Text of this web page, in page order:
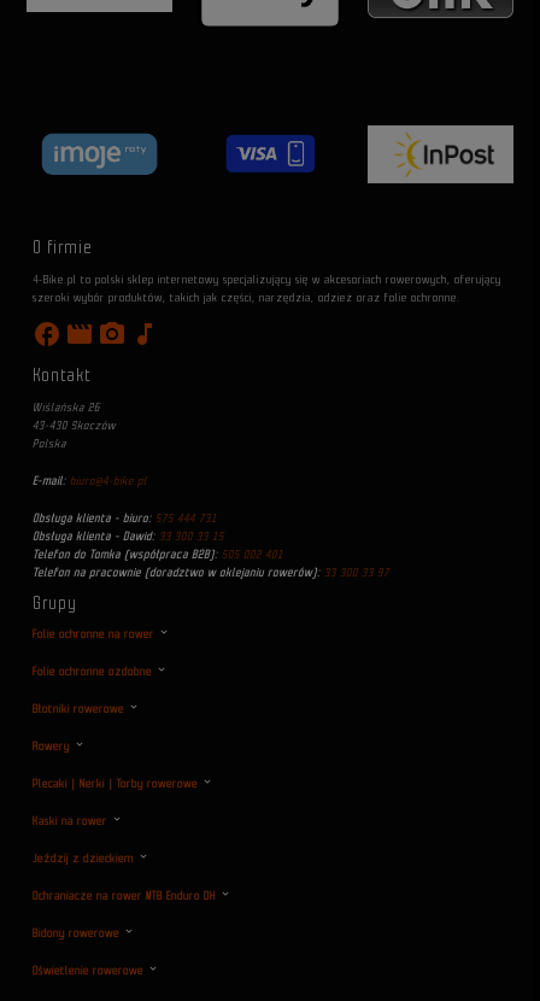
O firmie
4-Bike.pl to polski sklep internetowy specjalizujący się w akcesoriach rowerowych, oferujący
szeroki wybór produktów, takich jak części, narzędzia, odzież oraz folie ochronne.
facebook movie photo_camera music_note
Kontakt
Wiślańska 26
43-430 Skoczów
Polska
E-mail: biuro@4-bike.pl
Obsługa klienta - biuro: 575 444 731
Obsługa klienta - Dawid: 33 300 33 15
Telefon do Tomka (współpraca B2B): 505 002 401
Telefon na pracownie (doradztwo w oklejaniu rowerów): 33 300 33 97
Grupy
Folie ochronne na rower
Folie ochronne ozdobne
Błotniki rowerowe
Rowery
Plecaki | Nerki | Torby rowerowe
Kaski na rower
Jeździj z dzieckiem
Ochraniacze na rower MTB Enduro DH
Bidony rowerowe
Oświetlenie rowerowe